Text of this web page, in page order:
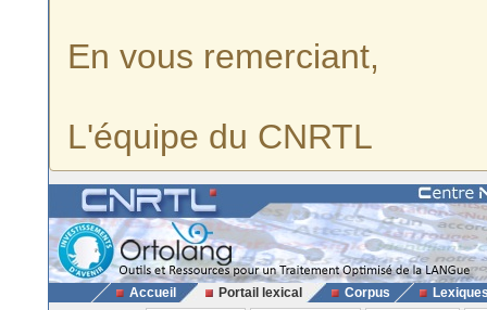
En vous remerciant,
L'équipe du CNRTL
Accueil Portail lexical Corpus